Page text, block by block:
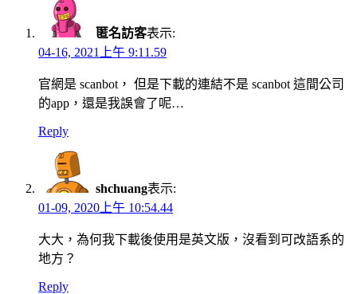
匿名訪客表示:
04-16, 2021上午 9:11.59
官網是 scanbot， 但是下載的連結不是 scanbot 這間公司
的app，還是我誤會了呢…
Reply
shchuang表示:
01-09, 2020上午 10:54.44
大大，為何我下載後使用是英文版，沒看到可改語系的
地方？
Reply